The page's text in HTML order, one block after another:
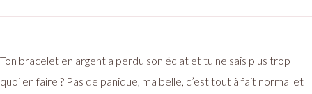
Ton bracelet en argent a perdu son éclat et tu ne sais plus trop
quoi en faire ? Pas de panique, ma belle, c’est tout à fait normal et